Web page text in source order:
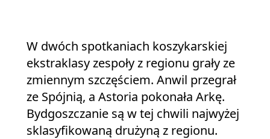
W dwóch spotkaniach koszykarskiej
ekstraklasy zespoły z regionu grały ze
zmiennym szczęściem. Anwil przegrał
ze Spójnią, a Astoria pokonała Arkę.
Bydgoszczanie są w tej chwili najwyżej
sklasyfikowaną drużyną z regionu.